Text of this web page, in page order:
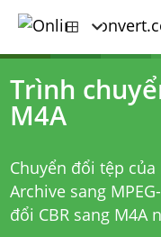
Trình
M4A
Chuyển đổi tệp
Archive sang
đổi CBR sang M4A